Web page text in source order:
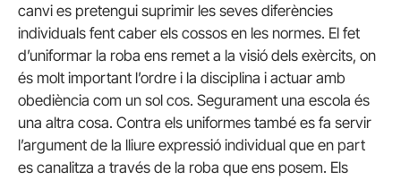
canvi es pretengui suprimir les seves diferències
individuals fent caber els cossos en les normes. El fet
d’uniformar la roba ens remet a la visió dels exèrcits, on
és molt important l’ordre i la disciplina i actuar amb
obediència com un sol cos. Segurament una escola és
una altra cosa. Contra els uniformes també es fa servir
l’argument de la lliure expressió individual que en part
es canalitza a través de la roba que ens posem. Els